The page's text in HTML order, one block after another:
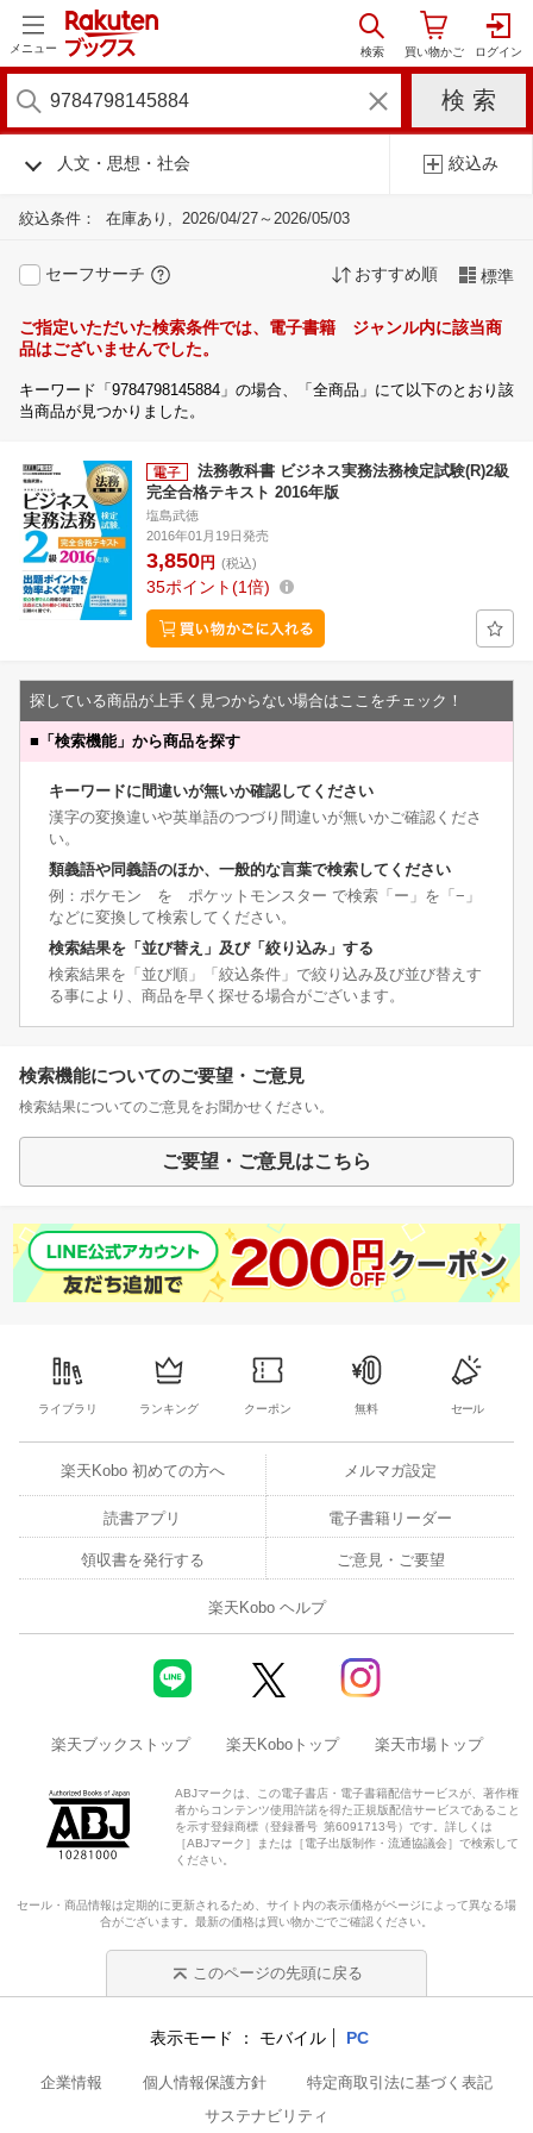
メニュー
人文・思想・社会 絞込み
絞込条件： 在庫あり 2026/04/27～2026/05/03
セーフサーチ おすすめ順 標準
ご指定いただいた検索条件では、電子書籍 ジャンル内に該当商
品はございませんでした。
キーワード「9784798145884」の場合、「全商品」にて以下のとおり該
当商品が見つかりました。
法務教科書 ビジネス実務法務検定試験(R)2級
完全合格テキスト 2016年版
塩島武徳
2016年01月19日発売
3,850円 (税込)
35ポイント 1倍
探している商品が上手く見つからない場合はここをチェック！
■ 「検索機能」から商品を探す
キーワードに間違いが無いか確認してください
漢字の変換違いや英単語のつづり間違いが無いかご確認くださ
い。
類義語や同義語のほか、一般的な言葉で検索してください
例：ポケモン を ポケットモンスター で検索「ー」を「−」
などに変換して検索してください。
検索結果を「並び替え」及び「絞り込み」する
検索結果を「並び順」「絞込条件」で絞り込み及び並び替えす
る事により、商品を早く探せる場合がございます。
検索機能についてのご要望・ご意見
検索結果についてのご意見をお聞かせください。
ご要望・ご意見はこちら
ライブラリ ランキング クーポン 無料 セール
楽天Kobo 初めての方へ メルマガ設定
読書アプリ 電子書籍リーダー
領収書を発行する ご意見・ご要望
楽天Kobo ヘルプ
楽天ブックストップ 楽天Koboトップ 楽天市場トップ
ABJマークは、この電子書店・電子書籍配信サービスが、著作権
者からコンテンツ使用許諾を得た正規版配信サービスであること
を示す登録商標（登録番号 第6091713号）です。詳しくは
［ABJマーク］または［電子出版制作・流通協議会］で検索して
ください。
セール・商品情報は定期的に更新されるため、サイト内の表示価格がページによって異なる場
合がございます。最新の価格は買い物かごでご確認ください。
このページの先頭に戻る
表示モード モバイル PC
企業情報 個人情報保護方針
特定商取引法に基づく表記
サステナビリティ